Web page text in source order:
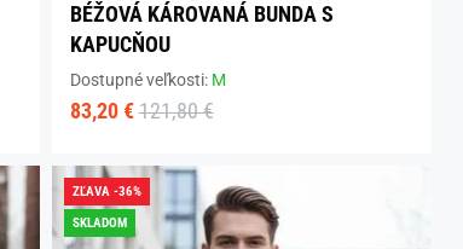
BÉŽOVÁ KÁROVANÁ BUNDA S
KAPUCŇOU
Dostupné veľkosti: M
83,20 € 121,80 €
ZĽAVA -36%
SKLADOM